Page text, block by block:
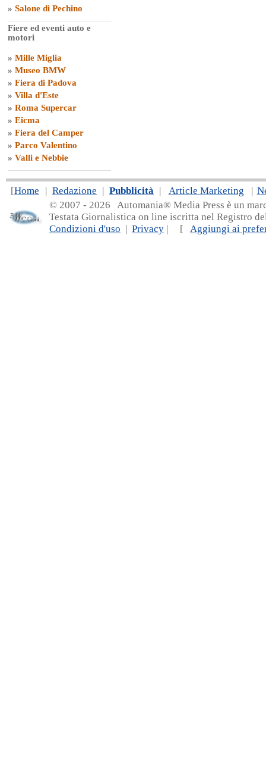
» Salone di Pechino
Fiere ed eventi auto e
motori
» Mille Miglia
» Museo BMW
» Fiera di Padova
» Villa d'Este
» Roma Supercar
» Eicma
» Fiera del Camper
» Parco Valentino
» Valli e Nebbie
[Home | Redazione | Pubblicità | Article Marketing |
© 2007 - 2026 Automania® Media Press è un
Testata Giornalistica on line iscritta nel Registro
Condizioni d'uso | Privacy | [ Aggiungi ai